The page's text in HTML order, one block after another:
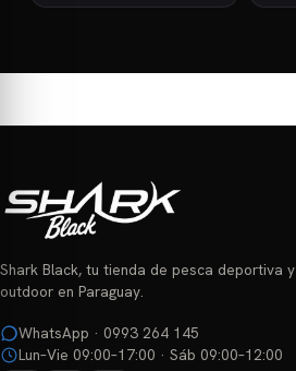
tiene
variantes.
se
pueden
en
página
de
Shark Black, tu tienda de pesca deportiva y
outdoor en Paraguay.
WhatsApp · 0993 264 145
Lun–Vie 09:00–17:00 · Sáb 09:00–12:00